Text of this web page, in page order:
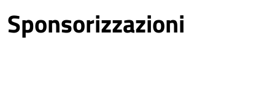
Sponsorizzazioni